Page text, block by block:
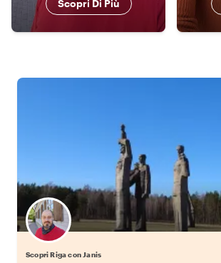
Scopri Di Più
Scopri Riga con Janis